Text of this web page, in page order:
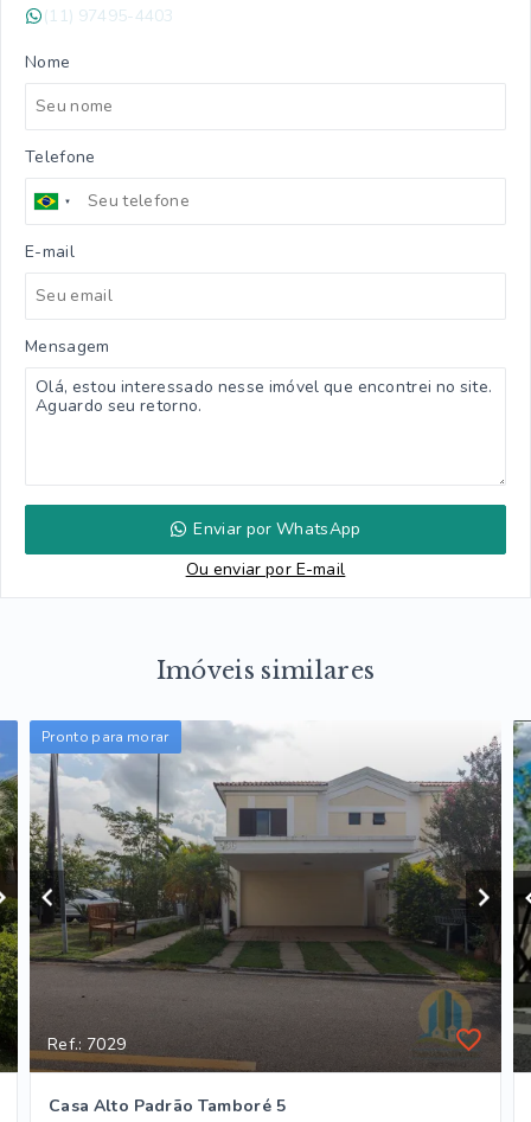
(11) 97495-4403
Nome
Telefone
E-mail
Mensagem
Enviar por WhatsApp
Ou enviar por E-mail
Imóveis similares
Pronto para morar
Ref.: 7029
Casa Alto Padrão Tamboré 5